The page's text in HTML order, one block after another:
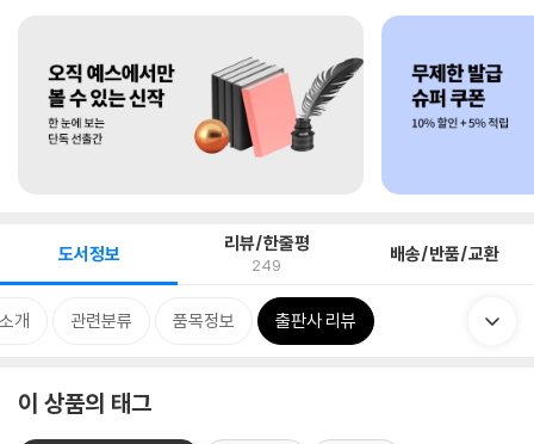
도서정보 리뷰/한줄평
249 배송/반품/교환
개 관련분류 품목정보 출판사 리뷰
이 상품의 태그